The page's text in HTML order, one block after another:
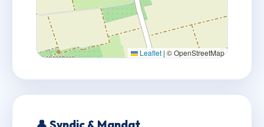
Leaflet | © OpenStreetMap